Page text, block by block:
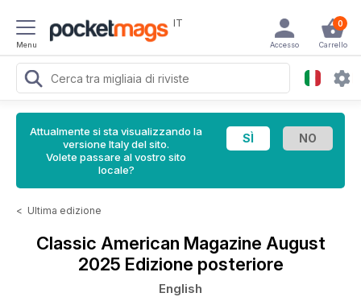
Menu
IT 0
Carrello
Accesso
Attualmente si sta visualizzando la
versione Italy del sito.
Volete passare al vostro sito
locale?
< Ultima edizione
Classic American Magazine August
2025 Edizione posteriore
English